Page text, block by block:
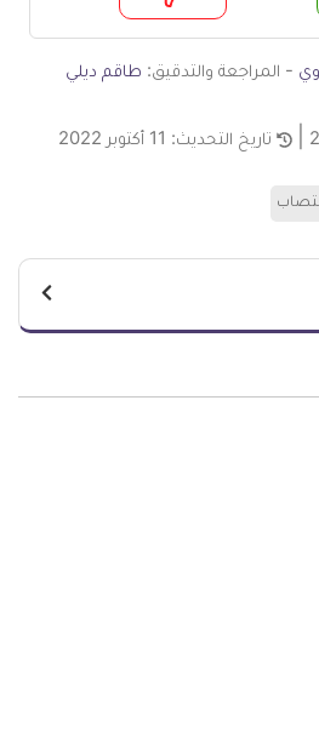
- المراجعة والتدقيق: طاقم ديلي
تاريخ التحديث: 11 أكتوبر 2022